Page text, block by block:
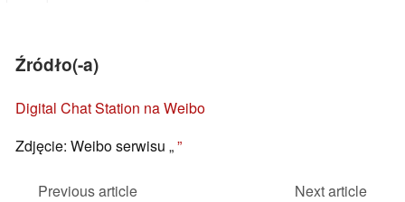
Źródło(-a)
Digital Chat Station na Weibo
Zdjęcie: Weibo serwisu „”
Previous article
Next article